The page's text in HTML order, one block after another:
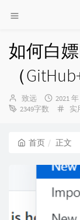
如何白
（
博
主：
致远
发
布
2021
2349字数
分
实
首页 正文